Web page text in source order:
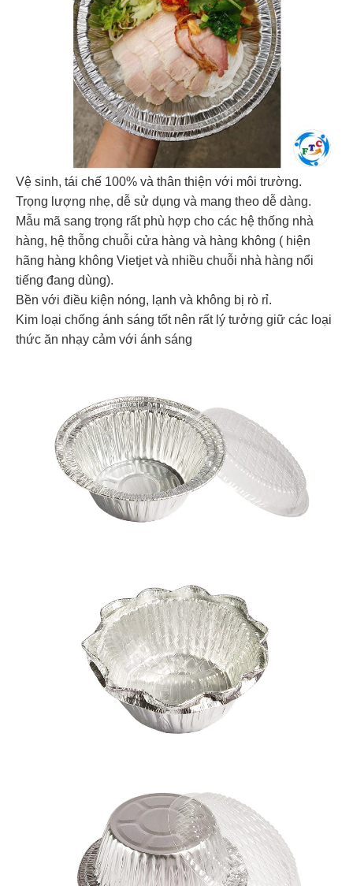
Vệ sinh, tái chế 100% và thân thiện với môi trường.
Trọng lượng nhẹ, dễ sử dụng và mang theo dễ dàng.
Mẫu mã sang trọng rất phù hợp cho các hệ thống nhà
hàng, hệ thỗng chuỗi cửa hàng và hàng không ( hiện
hãng hàng không Vietjet và nhiều chuỗi nhà hàng nổi
tiếng đang dùng).
Bền với điều kiện nóng, lạnh và không bị rò rỉ.
Kim loại chống ánh sáng tốt nên rất lý tưởng giữ các loại
thức ăn nhạy cảm với ánh sáng